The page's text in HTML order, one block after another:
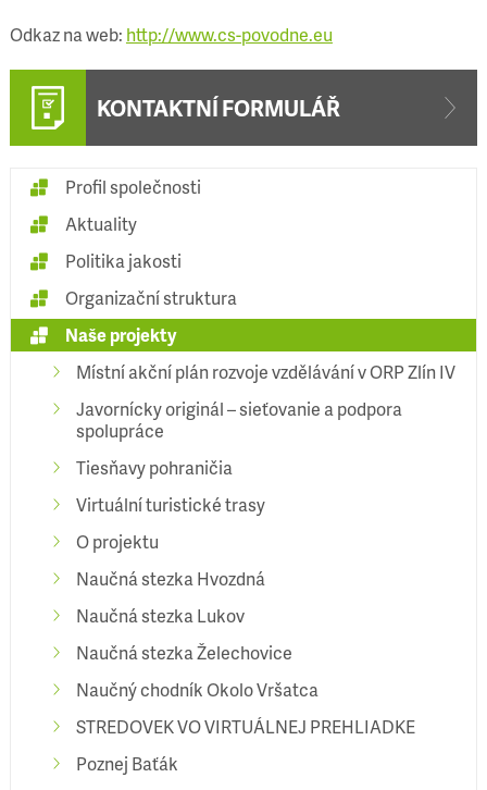
Odkaz na web: http://www.cs-povodne.eu
KONTAKTNÍ FORMULÁŘ
Profil společnosti
Aktuality
Politika jakosti
Organizační struktura
Naše projekty
Místní akční plán rozvoje vzdělávání v ORP Zlín IV
Javornícky originál – sieťovanie a podpora
spolupráce
Tiesňavy pohraničia
Virtuální turistické trasy
O projektu
Naučná stezka Hvozdná
Naučná stezka Lukov
Naučná stezka Želechovice
Naučný chodník Okolo Vršatca
STREDOVEK VO VIRTUÁLNEJ PREHLIADKE
Poznej Baťák